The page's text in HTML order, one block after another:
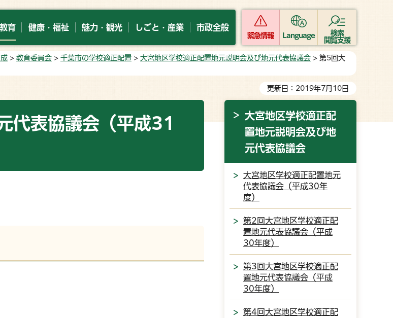
育 健康・福祉 魅力・観光 しごと・産業 市政全般
緊急情報 Language
検索
閲覧支援
> 教育委員会 > 千葉市の学校適正配置 > 大宮地区学校適正配置地元説明会及び地元代表協議会 > 第5回大
更新日：2019年7月10日
代表協議会（平成31
大宮地区学校適正配
置地元説明会及び地
元代表協議会
大宮地区学校適正配置地元
代表協議会（平成30年
度）
第2回大宮地区学校適正配
置地元代表協議会（平成
30年度）
第3回大宮地区学校適正配
置地元代表協議会（平成
30年度）
第4回大宮地区学校適正配